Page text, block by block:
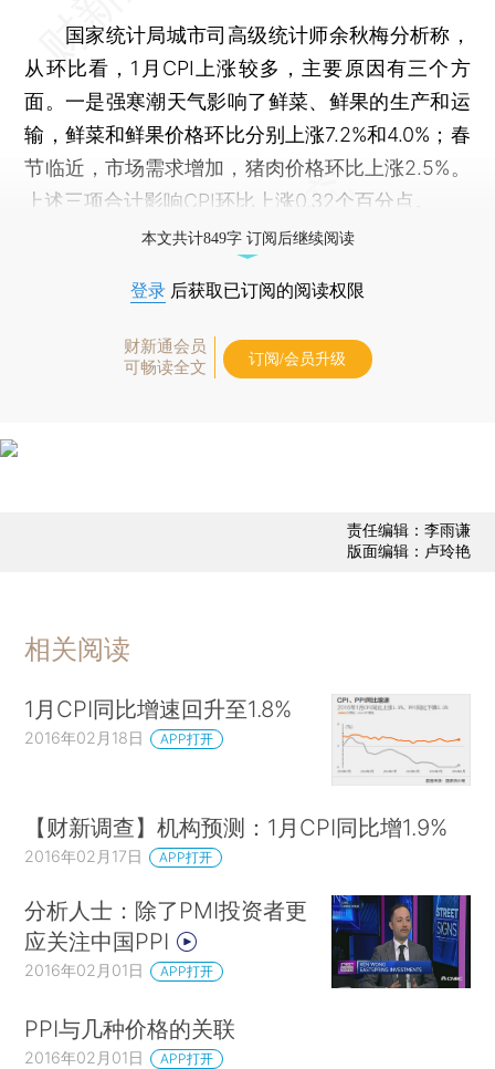
国家统计局城市司高级统计师余秋梅分析称，
从环比看，1月CPI上涨较多，主要原因有三个方
面。一是强寒潮天气影响了鲜菜、鲜果的生产和运
输，鲜菜和鲜果价格环比分别上涨7.2%和4.0%；春
节临近，市场需求增加，猪肉价格环比上涨2.5%。
上述三项合计影响CPI环比上涨0.32个百分点。
本文共计849字 订阅后继续阅读
登录 后获取已订阅的阅读权限
财新通会员
可畅读全文
订阅/会员升级
责任编辑：李雨谦
版面编辑：卢玲艳
相关阅读
1月CPI同比增速回升至1.8%
2016年02月18日 APP打开
【财新调查】机构预测：1月CPI同比增1.9%
2016年02月17日 APP打开
分析人士：除了PMI投资者更
应关注中国PPI
2016年02月01日 APP打开
PPI与几种价格的关联
2016年02月01日 APP打开